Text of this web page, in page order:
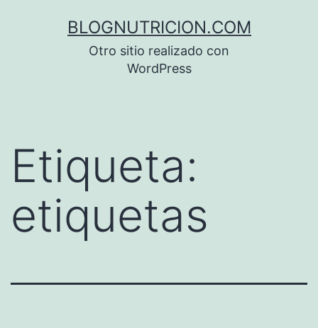
BLOGNUTRICION.COM
Otro sitio realizado con
WordPress
Etiqueta:
etiquetas